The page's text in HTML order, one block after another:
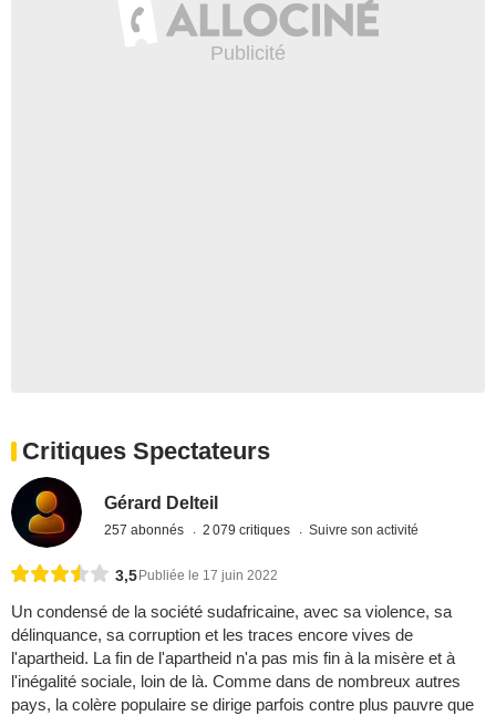
Critiques Spectateurs
Gérard Delteil
257 abonnés 2 079 critiques Suivre son activité
3,5 Publiée le 17 juin 2022
Un condensé de la société sudafricaine, avec sa violence, sa
délinquance, sa corruption et les traces encore vives de
l'apartheid. La fin de l'apartheid n'a pas mis fin à la misère et à
l'inégalité sociale, loin de là. Comme dans de nombreux autres
pays, la colère populaire se dirige parfois contre plus pauvre que